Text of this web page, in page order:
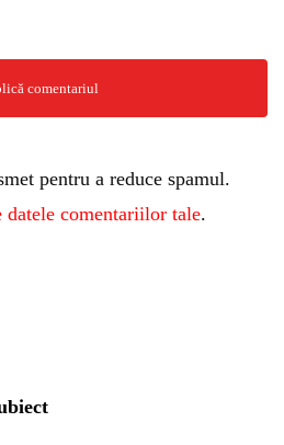
pentru a reduce spamul.
datele comentariilor tale.